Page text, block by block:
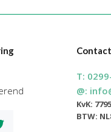
Contact
T:
@:
KvK:
BTW: